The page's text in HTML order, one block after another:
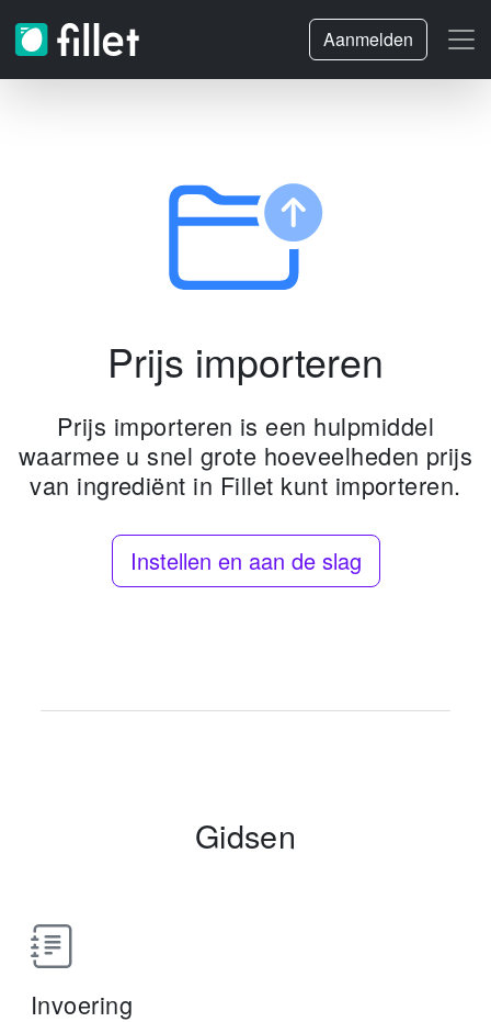
Aanmelden
Prijs importeren
Prijs importeren is een hulpmiddel
waarmee u snel grote hoeveelheden prijs
van ingrediënt in Fillet kunt importeren.
Instellen en aan de slag
Gidsen
Invoering